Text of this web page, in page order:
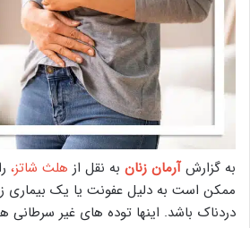
به گزارشآرمان زنان به نقل از هلث شاتز،
ممکن است به دلیل عفونت یا یک بیماری
دردناک باشد. اینها توده های غیر سرطانی